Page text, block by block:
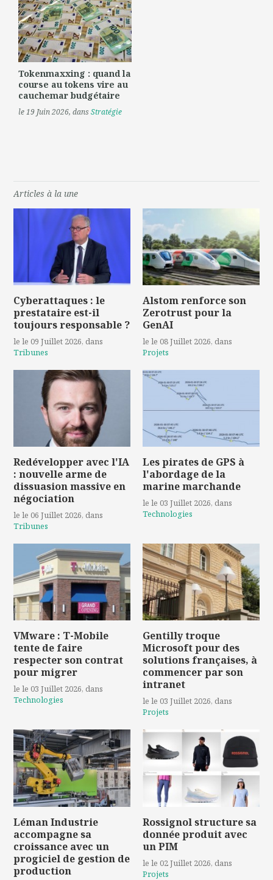
Tokenmaxxing : quand la
course au tokens vire au
cauchemar budgétaire
le 19 Juin 2026, dansStratégie
Articles à la une
Cyberattaques : le
prestataire est-il
toujours responsable ?
le le 09 Juillet 2026, dans
Tribunes
Alstom renforce son
Zerotrust pour la
GenAI
le le 08 Juillet 2026, dans
Projets
Redévelopper avec l'IA
: nouvelle arme de
dissuasion massive en
négociation
le le 06 Juillet 2026, dans
Tribunes
Les pirates de GPS à
l'abordage de la
marine marchande
le le 03 Juillet 2026, dans
Technologies
VMware : T-Mobile
tente de faire
respecter son contrat
pour migrer
le le 03 Juillet 2026, dans
Technologies
Gentilly troque
Microsoft pour des
solutions françaises, à
commencer par son
intranet
le le 03 Juillet 2026, dans
Projets
Léman Industrie
accompagne sa
croissance avec un
progiciel de gestion de
production
Rossignol structure sa
donnée produit avec
un PIM
le le 02 Juillet 2026, dans
Projets